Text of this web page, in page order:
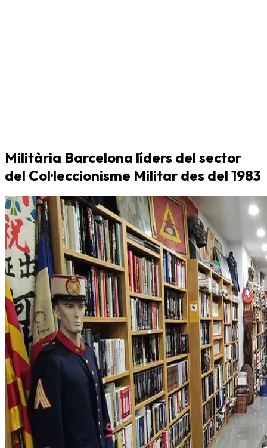
Militària Barcelona líders del sector
del Col·leccionisme Militar des del 1983